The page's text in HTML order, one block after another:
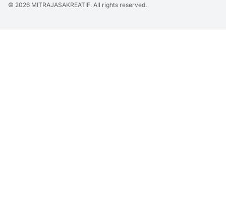
© 2026 MITRAJASAKREATIF. All rights reserved.